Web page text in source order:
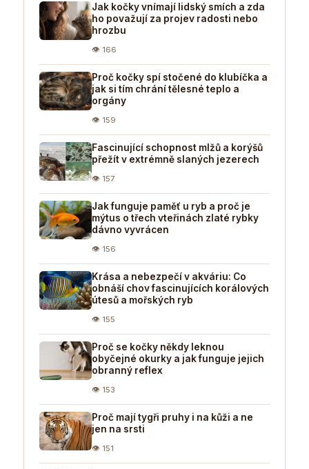
Jak kočky vnímají lidský smích a zda
ho považují za projev radosti nebo
hrozbu
👁 166
Proč kočky spí stočené do klubíčka a
jak si tím chrání tělesné teplo a
orgány
👁 159
Fascinující schopnost mlžů a korýšů
přežít v extrémně slaných jezerech
👁 157
Jak funguje paměť u ryb a proč je
mýtus o třech vteřinách zlaté rybky
dávno vyvrácen
👁 156
Krása a nebezpečí v akváriu: Co
obnáší chov fascinujících korálových
útesů a mořských ryb
👁 155
Proč se kočky někdy leknou
obyčejné okurky a jak funguje jejich
obranný reflex
👁 153
Proč mají tygři pruhy i na kůži a ne
jen na srsti
👁 151